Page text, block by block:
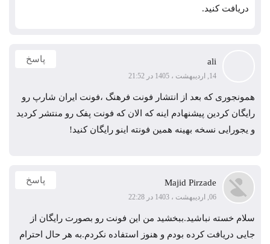
دریافت کنید.
ali
14, اردیبهشت ، 1405 در 21:52
پاسخ
همونجوری که بعد از انتشار فونت فرهنگ ،فونت ایران شارپ رو
رایگان کردین پیشنهادم اینه که الان که فونت پفک رو منتشر کردید
و یجورایی نسخه بهینه همین فونته اینو رایگان کنید!
Majid Pirzade
06, اردیبهشت ، 1403 در 22:28
پاسخ
سلام خسته نباشید.ببخشید من این فونت رو بصورت رایگان از
جایی دریافت کرده بودم و هنوز استفاده نکردم.به هر حال احترام